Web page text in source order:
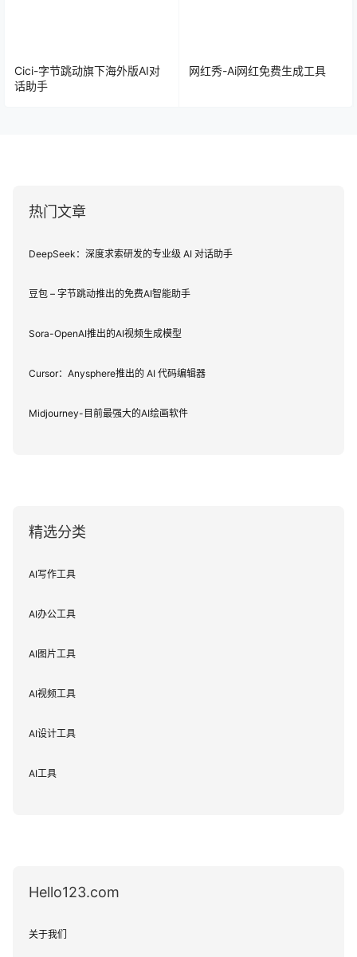
Cici-字节跳动旗下海外版AI对
话助手
网红秀-Ai网红免费生成工具
热门文章
DeepSeek：深度求索研发的专业级 AI 对话助手
豆包 – 字节跳动推出的免费AI智能助手
Sora-OpenAI推出的AI视频生成模型
Cursor：Anysphere推出的 AI 代码编辑器
Midjourney-目前最强大的AI绘画软件
精选分类
AI写作工具
AI办公工具
AI图片工具
AI视频工具
AI设计工具
AI工具
Hello123.com
关于我们